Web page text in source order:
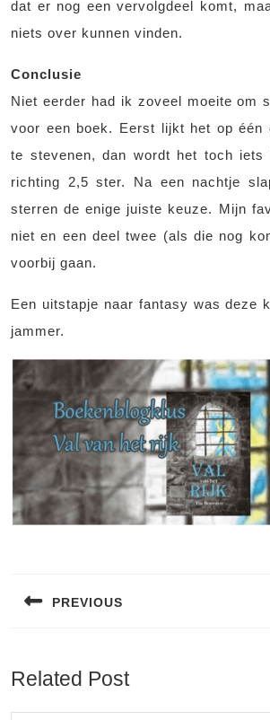
dat er nog een vervolgdeel komt,
niets over kunnen vinden.
Conclusie
Niet eerder had ik zoveel moeite om
voor een boek. Eerst lijkt het op één
te stevenen, dan wordt het toch
richting 2,5 ster. Na een nachtje
sterren de enige juiste keuze. Mijn
niet en een deel twee (als die nog
voorbij gaan.
Een uitstapje naar fantasy was deze
jammer.
PREVIOUS
Related Post